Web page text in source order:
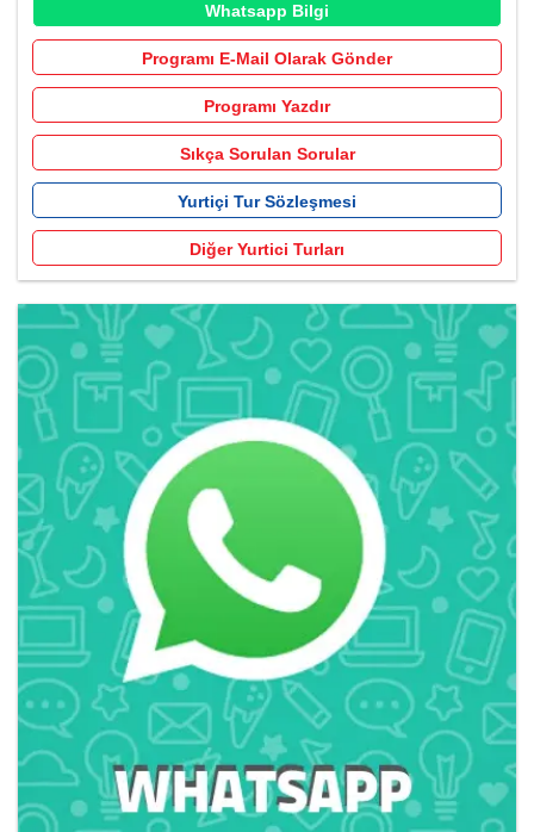
Whatsapp Bilgi
Programı E-Mail Olarak Gönder
Programı Yazdır
Sıkça Sorulan Sorular
Yurtiçi Tur Sözleşmesi
Diğer Yurtici Turları